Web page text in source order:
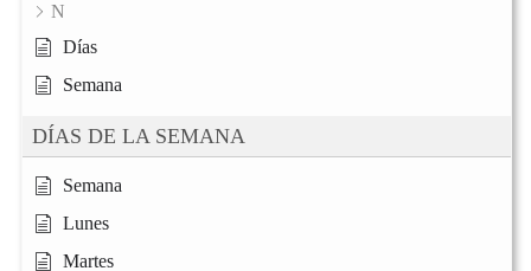
N
Días
Semana
DÍAS DE LA SEMANA
Semana
Lunes
Martes